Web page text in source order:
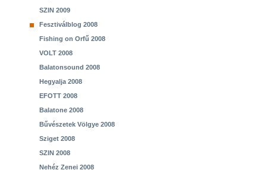
SZIN 2009
Fesztiválblog 2008
Fishing on Orfű 2008
VOLT 2008
Balatonsound 2008
Hegyalja 2008
EFOTT 2008
Balatone 2008
Bűvészetek Völgye 2008
Sziget 2008
SZIN 2008
Nehéz Zenei 2008